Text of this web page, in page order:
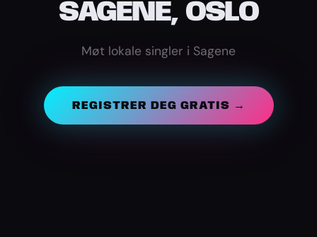
SAGENE, OSLO
Møt lokale singler i Sagene
REGISTRER DEG GRATIS →